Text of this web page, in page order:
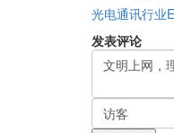
光电通讯行业
发表评论